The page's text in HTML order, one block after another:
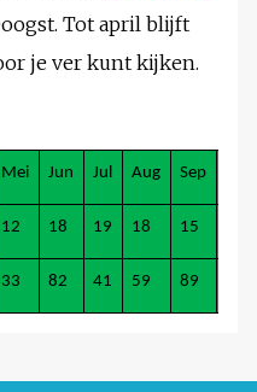
Tot april blijft
je ver kunt kijken.
Mei Jun Jul Aug Sep
12 18 19 18 15
33 82 41 59 89